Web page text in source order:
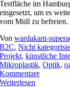
Testfläche im
eingesetzt, um es
vom Müll zu befreien.
Vonwardakant-
B2C,Nicht
Projekt,künstliche
Mikroplastik,Optik,
Kommentare
Weiterlesen